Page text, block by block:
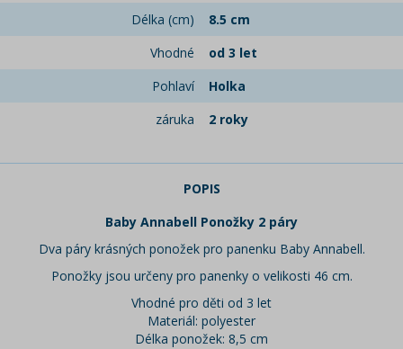
Délka (cm)
8.5 cm
Vhodné
od 3 let
Pohlaví
Holka
záruka
2 roky
POPIS
Baby Annabell Ponožky 2 páry
Dva páry krásných ponožek pro panenku Baby Annabell.
Ponožky jsou určeny pro panenky o velikosti 46 cm.
Vhodné pro děti od 3 let
Materiál: polyester
Délka ponožek: 8,5 cm